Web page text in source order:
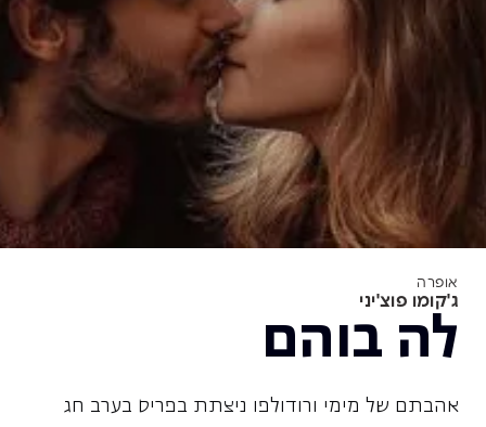
אופרה
ג'קומו פוצ'יני
לה בוהם
אהבתם של מימי ורודולפו ניצתת בפריס בערב חג